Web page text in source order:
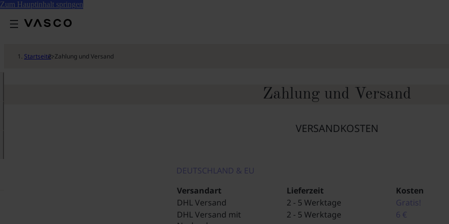
Zum Hauptinhalt springen
Startseite>Zahlung und Versand
Zahlung und Versand
VERSANDKOSTEN
DEUTSCHLAND & EU
Versandart
Lieferzeit
Kosten
DHL Versand
2 - 5 Werktage
Gratis!
DHL Versand mit
2 - 5 Werktage 6 €